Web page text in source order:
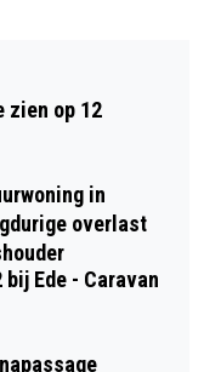
VOOR
zien op 12
in
overlast
Ede - Caravan